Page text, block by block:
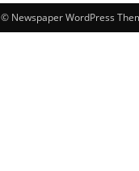
© Newspaper WordPress